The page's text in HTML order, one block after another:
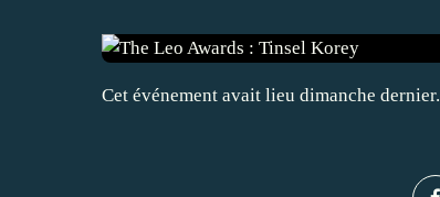
Cet événement avait lieu dimanche dernier.